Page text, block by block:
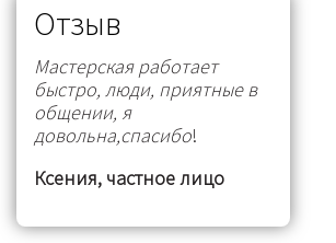
Отзыв
Мастерская работает
быстро, люди, приятные в
общении, я
довольна,спасибо!
Ксения, частное лицо